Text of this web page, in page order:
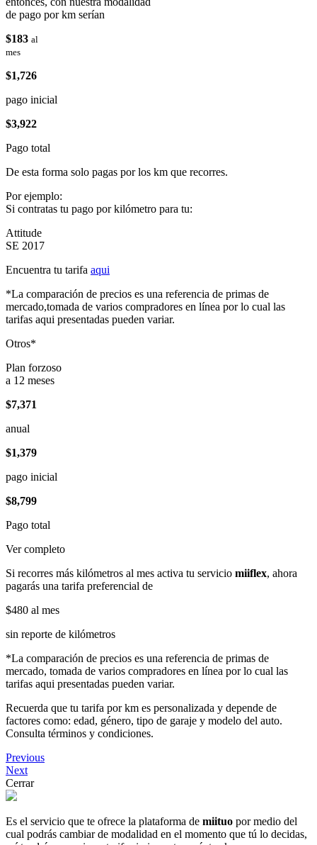
de pago por km serían
$183 al
mes
$1,726
pago inicial
$3,922
Pago total
De esta forma solo pagas por los km que recorres.
Por ejemplo:
Si contratas tu pago por kilómetro para tu:
Attitude
SE 2017
Encuentra tu tarifa aqui
*La comparación de precios es una referencia de primas de
mercado,tomada de varios compradores en línea por lo cual las
tarifas aqui presentadas pueden variar.
Otros*
Plan forzoso
a 12 meses
$7,371
anual
$1,379
pago inicial
$8,799
Pago total
Ver completo
Si recorres más kilómetros al mes activa tu servicio miiflex, ahora
pagarás una tarifa preferencial de
$480 al mes
sin reporte de kilómetros
*La comparación de precios es una referencia de primas de
mercado, tomada de varios compradores en línea por lo cual las
tarifas aqui presentadas pueden variar.
Recuerda que tu tarifa por km es personalizada y depende de
factores como: edad, género, tipo de garaje y modelo del auto.
Consulta términos y condiciones.
Previous
Next
Cerrar
Es el servicio que te ofrece la plataforma de miituo por medio del
cual podrás cambiar de modalidad en el momento que tú lo decidas,